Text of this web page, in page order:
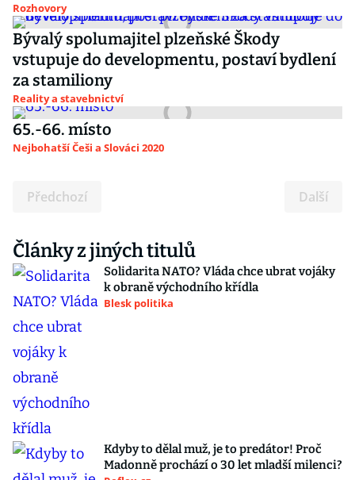
Rozhovory
Bývalý spolumajitel plzeňské Škody
vstupuje do developmentu, postaví bydlení
za stamiliony
Reality a stavebnictví
65.-66. místo
Nejbohatší Češi a Slováci 2020
Předchozí Další
Články z jiných titulů
Solidarita NATO? Vláda chce ubrat vojáky
k obraně východního křídla
Blesk politika
Kdyby to dělal muž, je to predátor! Proč
Madonně prochází o 30 let mladší milenci?